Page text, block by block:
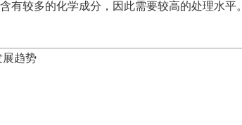
有较多的化学成分，因此需要较高的处理水平
展趋势